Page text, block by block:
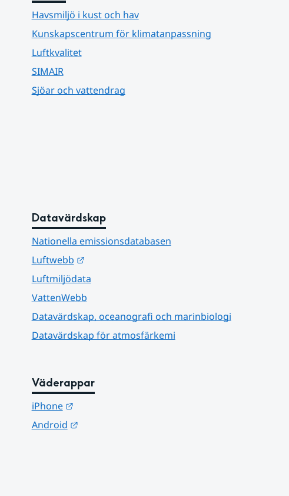
Havsmiljö i kust och hav
Kunskapscentrum för klimatanpassning
Luftkvalitet
SIMAIR
Sjöar och vattendrag
Datavärdskap
Nationella emissionsdatabasen
Luftwebb
Länk till annan webbplats.
Luftmiljödata
VattenWebb
Datavärdskap, oceanografi och marinbiologi
Datavärdskap för atmosfärkemi
Väderappar
iPhone
Länk till annan webbplats.
Android
Länk till annan webbplats.